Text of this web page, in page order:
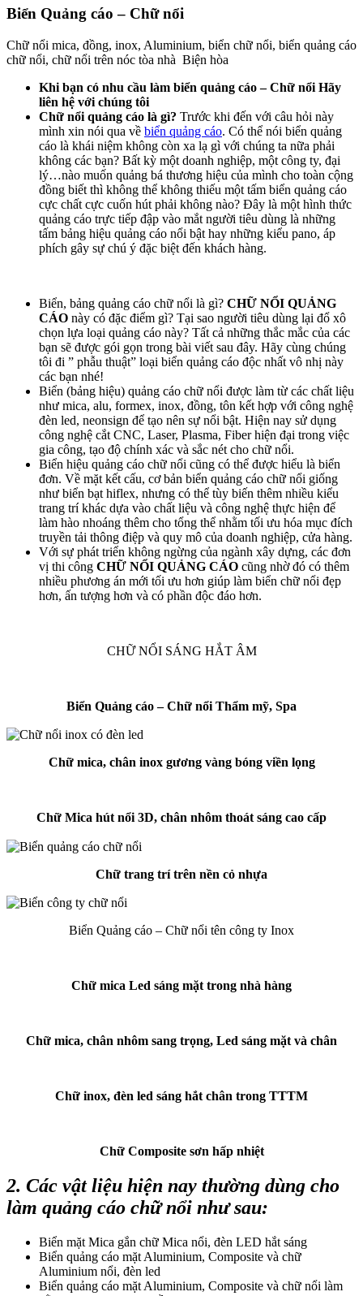
Biển Quảng cáo – Chữ nổi
Chữ nổi mica, đồng, inox, Aluminium, biển chữ nổi, biển quảng cáo
chữ nổi, chữ nổi trên nóc tòa nhà Biện hòa
Khi bạn có nhu cầu làm biển quảng cáo – Chữ nổi Hãy
liên hệ với chúng tôi
Chữ nổi quảng cáo là gì? Trước khi đến với câu hỏi này
mình xin nói qua về biển quảng cáo. Có thể nói biển quảng
cáo là khái niệm không còn xa lạ gì với chúng ta nữa phải
không các bạn? Bất kỳ một doanh nghiệp, một công ty, đại
lý…nào muốn quảng bá thương hiệu của mình cho toàn cộng
đồng biết thì không thể không thiếu một tấm biển quảng cáo
cực chất cực cuốn hút phải không nào? Đây là một hình thức
quảng cáo trực tiếp đập vào mắt người tiêu dùng là những
tấm bảng hiệu quảng cáo nổi bật hay những kiểu pano, áp
phích gây sự chú ý đặc biệt đến khách hàng.
Biển, bảng quảng cáo chữ nổi là gì? CHỮ NỔI QUẢNG
CÁO này có đặc điểm gì? Tại sao người tiêu dùng lại đổ xô
chọn lựa loại quảng cáo này? Tất cả những thắc mắc của các
bạn sẽ được gói gọn trong bài viết sau đây. Hãy cùng chúng
tôi đi ” phẫu thuật” loại biển quảng cáo độc nhất vô nhị này
các bạn nhé!
Biển (bảng hiệu) quảng cáo chữ nổi được làm từ các chất liệu
như mica, alu, formex, inox, đồng, tôn kết hợp với công nghệ
đèn led, neonsign để tạo nên sự nổi bật. Hiện nay sử dụng
công nghệ cắt CNC, Laser, Plasma, Fiber hiện đại trong việc
gia công, tạo độ chính xác và sắc nét cho chữ nổi.
Biển hiệu quảng cáo chữ nổi cũng có thể được hiểu là biển
đơn. Về mặt kết cấu, cơ bản biển quảng cáo chữ nổi giống
như biển bạt hiflex, nhưng có thể tùy biến thêm nhiều kiểu
trang trí khác dựa vào chất liệu và công nghệ thực hiện để
làm hào nhoáng thêm cho tổng thể nhằm tối ưu hóa mục đích
truyền tải thông điệp và quy mô của doanh nghiệp, cửa hàng.
Với sự phát triển không ngừng của ngành xây dựng, các đơn
vị thi công CHỮ NỔI QUẢNG CÁO cũng nhờ đó có thêm
nhiều phương án mới tối ưu hơn giúp làm biển chữ nổi đẹp
hơn, ấn tượng hơn và có phần độc đáo hơn.
CHỮ NỔI SÁNG HẮT ÂM
Biển Quảng cáo – Chữ nổi Thẩm mỹ, Spa
Chữ mica, chân inox gương vàng bóng viền lọng
Chữ Mica hút nổi 3D, chân nhôm thoát sáng cao cấp
Chữ trang trí trên nền cỏ nhựa
Biển Quảng cáo – Chữ nổi tên công ty Inox
Chữ mica Led sáng mặt trong nhà hàng
Chữ mica, chân nhôm sang trọng, Led sáng mặt và chân
Chữ inox, đèn led sáng hắt chân trong TTTM
Chữ Composite sơn hấp nhiệt
2. Các vật liệu hiện nay thường dùng cho
làm quảng cáo chữ nổi như sau:
Biển mặt Mica gắn chữ Mica nổi, đèn LED hắt sáng
Biển quảng cáo mặt Aluminium, Composite và chữ
Aluminium nổi, đèn led
Biển quảng cáo mặt Aluminium, Composite và chữ nổi làm